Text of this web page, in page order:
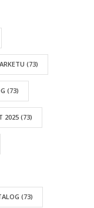
(73)
(73)
2025 (73)
(73)